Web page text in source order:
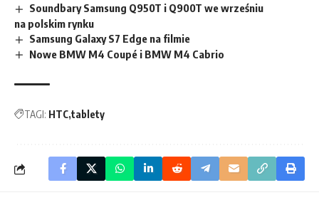
Soundbary Samsung Q950T i Q900T we wrześniu
na polskim rynku
Samsung Galaxy S7 Edge na filmie
Nowe BMW M4 Coupé i BMW M4 Cabrio
TAGI: HTC tablety